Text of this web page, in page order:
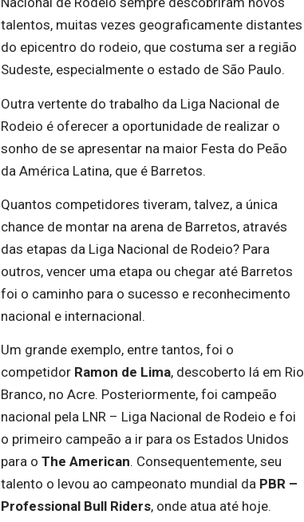
talentos, muitas vezes geograficamente distantes
do epicentro do rodeio, que costuma ser a região
Sudeste, especialmente o estado de São Paulo.
Outra vertente do trabalho da Liga Nacional de
Rodeio é oferecer a oportunidade de realizar o
sonho de se apresentar na maior Festa do Peão
da América Latina, que é Barretos.
Quantos competidores tiveram, talvez, a única
chance de montar na arena de Barretos, através
das etapas da Liga Nacional de Rodeio? Para
outros, vencer uma etapa ou chegar até Barretos
foi o caminho para o sucesso e reconhecimento
nacional e internacional.
Um grande exemplo, entre tantos, foi o
competidor Ramon de Lima, descoberto lá em Rio
Branco, no Acre. Posteriormente, foi campeão
nacional pela LNR – Liga Nacional de Rodeio e foi
o primeiro campeão a ir para os Estados Unidos
para o The American. Consequentemente, seu
talento o levou ao campeonato mundial da PBR –
Professional Bull Riders, onde atua até hoje.